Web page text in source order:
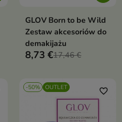
GLOV Born to be Wild
Zestaw akcesoriów do
demakijażu
8,73 €17,46 €
-50% OUTLET favorite_border